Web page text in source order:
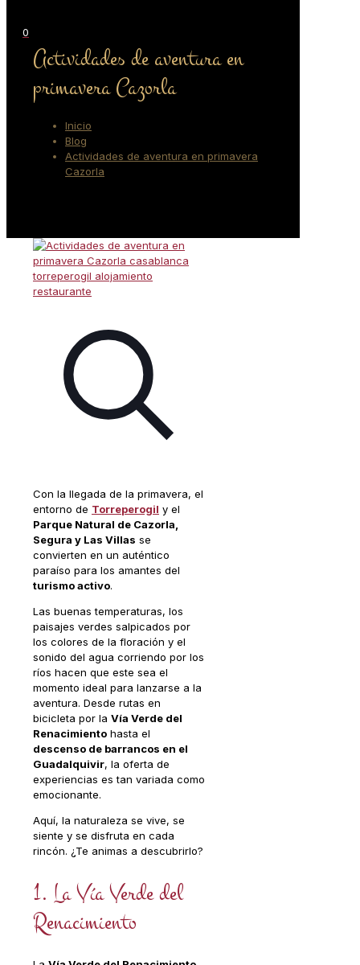
0
Actividades de aventura en
primavera Cazorla
Inicio
Blog
Actividades de aventura en primavera
Cazorla
Con la llegada de la primavera, el
entorno de Torreperogil y el
Parque Natural de Cazorla,
Segura y Las Villas se
convierten en un auténtico
paraíso para los amantes del
turismo activo.
Las buenas temperaturas, los
paisajes verdes salpicados por
los colores de la floración y el
sonido del agua corriendo por los
ríos hacen que este sea el
momento ideal para lanzarse a la
aventura. Desde rutas en
bicicleta por la Vía Verde del
Renacimiento hasta el
descenso de barrancos en el
Guadalquivir, la oferta de
experiencias es tan variada como
emocionante.
Aquí, la naturaleza se vive, se
siente y se disfruta en cada
rincón. ¿Te animas a descubrirlo?
1. La Vía Verde del
Renacimiento